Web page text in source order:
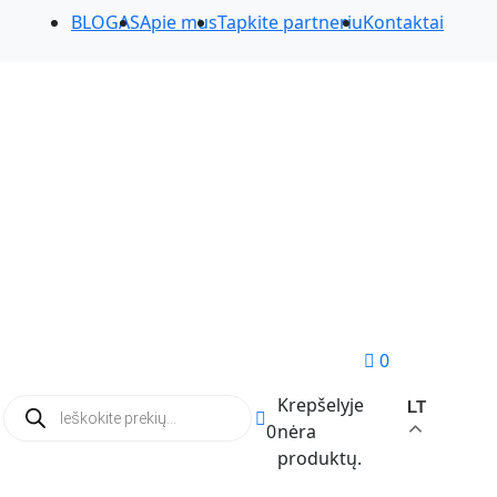
BLOGASApie musTapkite partneriuKontaktai
Products
search 0
0
Krepšelyje
nėra
produktų.
LT